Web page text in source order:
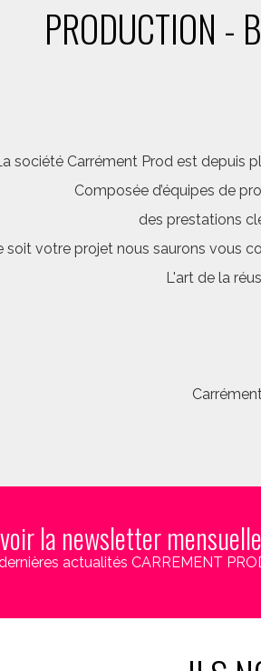
PRODUCTION -
société Carrément Prod est depuis
Composée d’équipes de
des prestations
soit votre projet nous saurons vous
L'art de la
la newsletter
actualités CARREMENT